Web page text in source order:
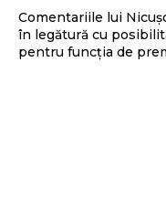
Comentariile lui
în legătură cu
pentru funcția de